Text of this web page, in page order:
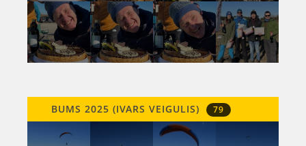
BUMS 2025 (IVARS VEIGULIS) 79